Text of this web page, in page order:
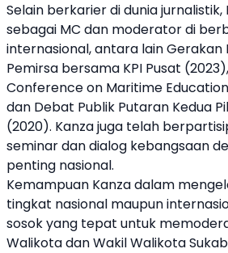
Selain berkarier di dunia jurnalistik,
sebagai MC dan moderator di
internasional, antara lain Gerakan
Pemirsa bersama KPI Pusat
Conference on Maritime
dan Debat Publik Putaran Kedua
(2020). Kanza juga telah
seminar dan dialog kebangsaan
penting nasional.
Kemampuan Kanza dalam
tingkat nasional maupun
sosok yang tepat untuk
Walikota dan Wakil Walikota